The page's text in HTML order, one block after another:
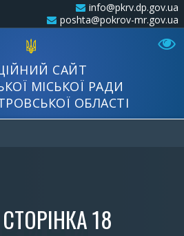
info@pkrv.dp.gov.ua
poshta@pokrov-mr.gov.ua
САЙТ
МІСЬКОЇ РАДИ
ОБЛАСТІ
18